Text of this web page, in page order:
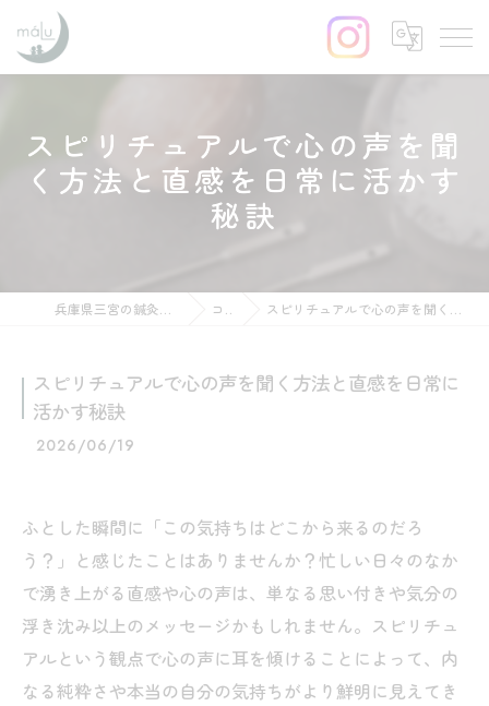
スピリチュアルで心の声を聞
く方法と直感を日常に活かす
秘訣
兵庫県三宮の鍼灸ならはりきゅう maLu コラム スピリチュアルで心の声を聞く方法と直感を日常に活かす秘訣
スピリチュアルで心の声を聞く方法と直感を日常に
活かす秘訣
2026/06/19
ふとした瞬間に「この気持ちはどこから来るのだろ
う？」と感じたことはありませんか？忙しい日々のなか
で湧き上がる直感や心の声は、単なる思い付きや気分の
浮き沈み以上のメッセージかもしれません。スピリチュ
アルという観点で心の声に耳を傾けることによって、内
なる純粋さや本当の自分の気持ちがより鮮明に見えてき